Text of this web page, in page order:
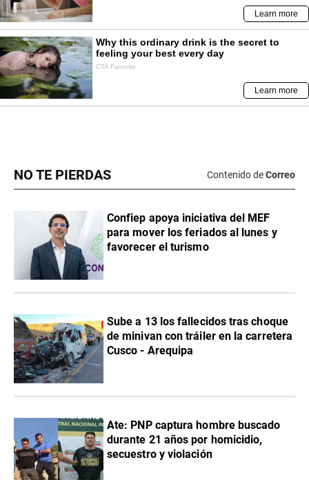
NO TE PIERDAS Contenido deCorreo
Confiep apoya iniciativa del MEF
para mover los feriados al lunes y
favorecer el turismo
Sube a 13 los fallecidos tras choque
de minivan con tráiler en la carretera
Cusco - Arequipa
Ate: PNP captura hombre buscado
durante 21 años por homicidio,
secuestro y violación